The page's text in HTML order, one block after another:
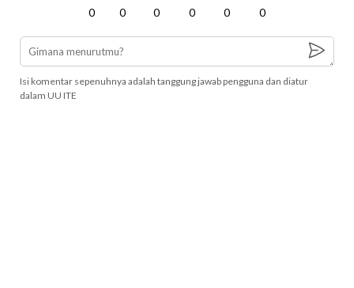
0 0 0 0 0 0
Isi komentar sepenuhnya adalah tanggung jawab pengguna dan diatur
dalam UU ITE